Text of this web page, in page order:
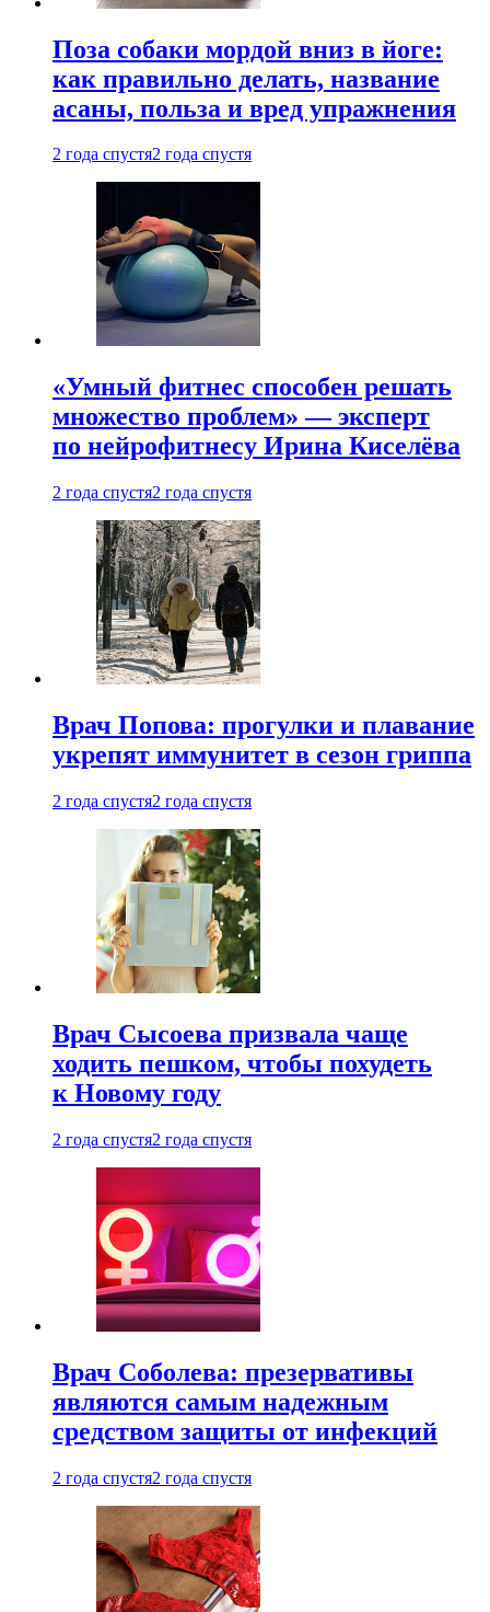
Поза собаки мордой вниз в йоге:
как правильно делать, название
асаны, польза и вред упражнения
2 года спустя2 года спустя
«Умный фитнес способен решать
множество проблем» — эксперт
по нейрофитнесу Ирина Киселёва
2 года спустя2 года спустя
Врач Попова: прогулки и плавание
укрепят иммунитет в сезон гриппа
2 года спустя2 года спустя
Врач Сысоева призвала чаще
ходить пешком, чтобы похудеть
к Новому году
2 года спустя2 года спустя
Врач Соболева: презервативы
являются самым надежным
средством защиты от инфекций
2 года спустя2 года спустя